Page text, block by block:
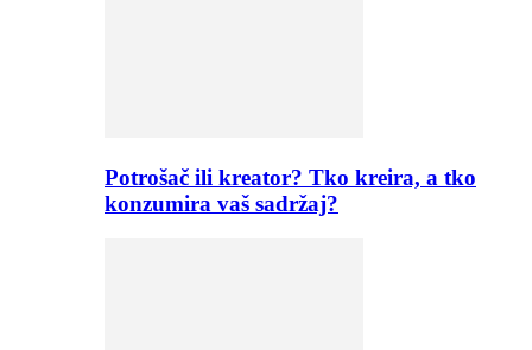
Potrošač ili kreator? Tko kreira, a tko
konzumira vaš sadržaj?